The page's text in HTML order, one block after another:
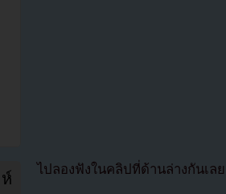
ไปลองฟังในคลิปที่ด้านล่างกันเลย